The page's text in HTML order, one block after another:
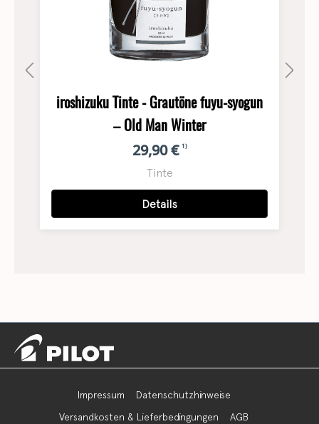
iroshizuku Tinte - Grautöne fuyu-syogun
– Old Man Winter
29,90 € 1)
Tinte
Details
Impressum
Datenschutzhinweise
Versandkosten & Lieferbedingungen
AGB